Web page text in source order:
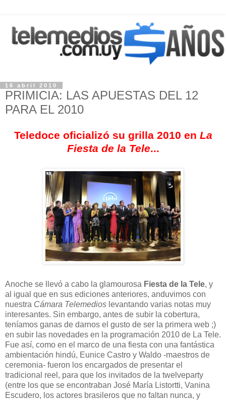
16 abril 2010
PRIMICIA: LAS APUESTAS DEL 12
PARA EL 2010
Teledoce oficializó su grilla 2010 en La
Fiesta de la Tele...
Anoche se llevó a cabo la glamourosa Fiesta de la Tele, y
al igual que en sus ediciones anteriores, anduvimos con
nuestra Cámara Telemedios levantando varias notas muy
interesantes. Sin embargo, antes de subir la cobertura,
teníamos ganas de darnos el gusto de ser la primera web ;)
en subir las novedades en la programación 2010 de La Tele.
Fue así, como en el marco de una fiesta con una fantástica
ambientación hindú, Eunice Castro y Waldo -maestros de
ceremonia- fueron los encargados de presentar el
tradicional reel, para que los invitados de la twelveparty
(entre los que se encontraban José María Listortti, Vanina
Escudero, los actores brasileros que no faltan nunca, y